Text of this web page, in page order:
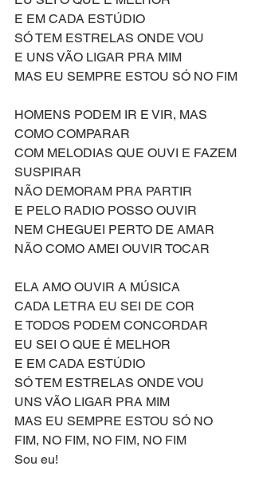
E EM CADA ESTÚDIO
SÓ TEM ESTRELAS ONDE VOU
E UNS VÃO LIGAR PRA MIM
MAS EU SEMPRE ESTOU SÓ NO FIM
HOMENS PODEM IR E VIR, MAS
COMO COMPARAR
COM MELODIAS QUE OUVI E FAZEM
SUSPIRAR
NÃO DEMORAM PRA PARTIR
E PELO RADIO POSSO OUVIR
NEM CHEGUEI PERTO DE AMAR
NÃO COMO AMEI OUVIR TOCAR
ELA AMO OUVIR A MÚSICA
CADA LETRA EU SEI DE COR
E TODOS PODEM CONCORDAR
EU SEI O QUE É MELHOR
E EM CADA ESTÚDIO
SÓ TEM ESTRELAS ONDE VOU
UNS VÃO LIGAR PRA MIM
MAS EU SEMPRE ESTOU SÓ NO
FIM, NO FIM, NO FIM, NO FIM
Sou eu!